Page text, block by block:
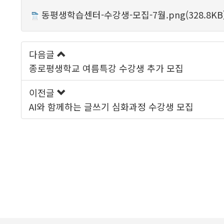
동평생학습센터-수강생-모집-7월
다음글
종로평생학교 여름특강 수강생 추가 모집
이전글
AI와 함께하는 글쓰기 심화과정 수강생 모집